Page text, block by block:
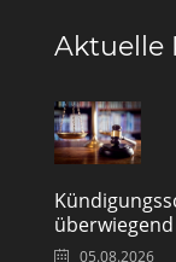
Aktuelle
05.08.2026